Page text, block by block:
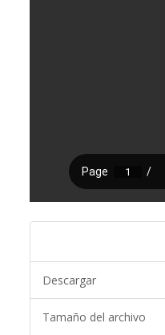
Descargar
Tamaño del archivo